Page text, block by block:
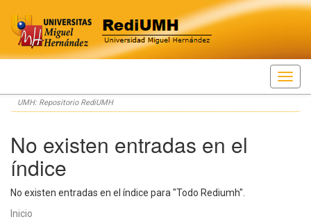
Skip
navigation
UMH: Repositorio RediUMH
No existen entradas en el
índice
No existen entradas en el índice para "Todo Rediumh".
Inicio